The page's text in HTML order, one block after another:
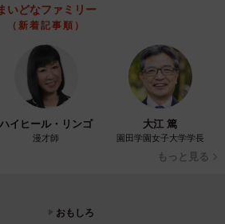
いどなファミリー
（新着記事順）
ハイヒール・リンゴ
漫才師
大江 篤
園田学園女子大学学長
もっと見る
おもしろ